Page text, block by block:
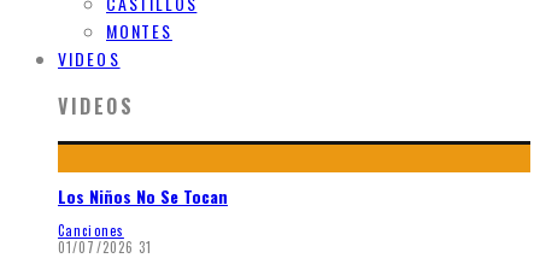
MONTES
VIDEOS
VIDEOS
Los Niños No Se Tocan
Canciones
01/07/2026 31